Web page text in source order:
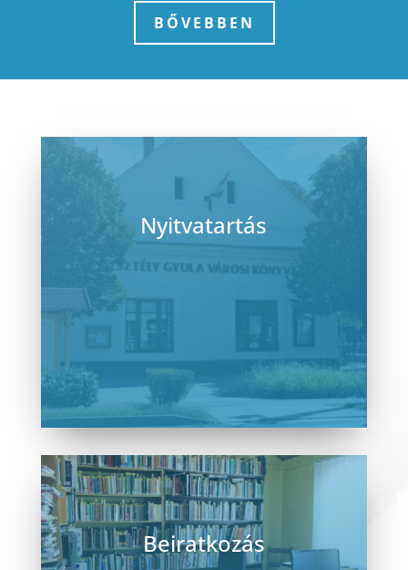
BŐVEBBEN
Nyitvatartás
csütörtök: 08:00 – 16:00
péntek: kölcsönzési szünnap
szombat: 8-12 óra (páros naptári héten)
vasárnap: Zárva
Beiratkozás